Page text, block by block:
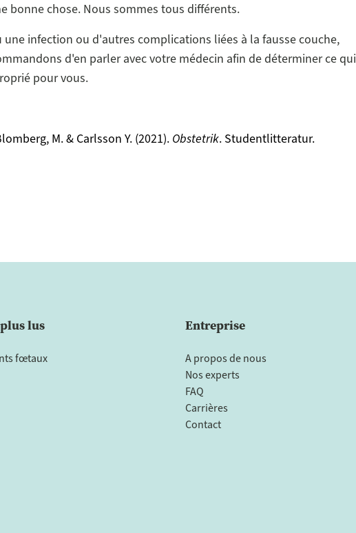
bonne chose. Nous sommes tous différents.
une infection ou d'autres complications liées à la fausse couche,
d'en parler avec votre médecin afin de déterminer ce qui
pour vous.
M. & Carlsson Y. (2021).Obstetrik. Studentlitteratur.
lus
fœtaux
Entreprise
A propos de nous
Nos experts
FAQ
Carrières
Contact